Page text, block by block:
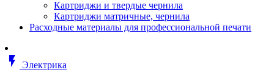
(стремянка)
Шайба
Шпилька резьбовая
Картриджи и твердые чернила
Картриджи матричные, чернила
Расходные материалы для профессиональной печати
flash_on
Электрика